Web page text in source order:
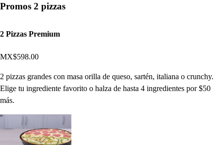
Promos 2 pizzas
2 Pizzas Premium
MX$598.00
2 pizzas grandes con masa orilla de queso, sartén, italiana o crunchy.
Elige tu ingrediente favorito o halza de hasta 4 ingredientes por $50
más.